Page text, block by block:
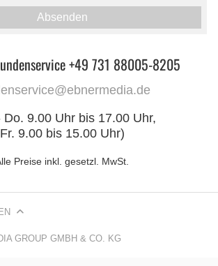
Absenden
+49 731 88005-8205
Do. 9.00 Uhr bis 17.00 Uhr,
Fr. 9.00 bis 15.00 Uhr)
Preise inkl. gesetzl. MwSt.
GROUP GMBH & CO. KG